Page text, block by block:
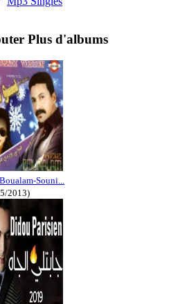
Plus d'albums
Souni...
2013)